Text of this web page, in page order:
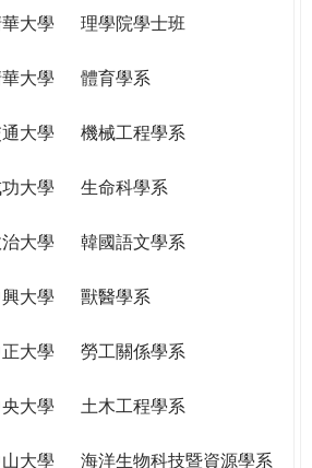
大學
理學院學士班
大學
體育學系
大學
機械工程學系
大學
生命科學系
大學
韓國語文學系
大學
獸醫學系
大學
勞工關係學系
大學
土木工程學系
大學
海洋生物科技暨資源學系